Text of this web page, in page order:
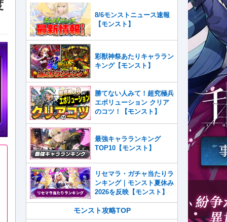
8/6モンストニュース速報
【モンスト】
彩獣神祭あたりキャララン
キング【モンスト】
勝てない人みて！超究極兵
エボリューション クリア
のコツ！【モンスト】
最強キャラランキング
TOP10【モンスト】
リセマラ・ガチャ当たりラ
ンキング｜モンスト夏休み
2026を反映【モンスト】
モンスト攻略TOP